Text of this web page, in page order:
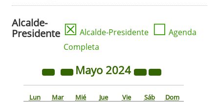
Alcalde-
Presidente ☒ Alcalde-Presidente ☐ Agenda
Completa
Mayo 2024
Lun Mar Mié Jue Vie Sáb Dom